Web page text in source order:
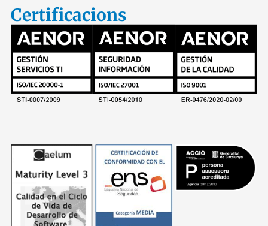
Certificacions